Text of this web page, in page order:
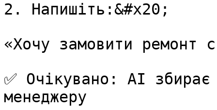
2. Напишіть:&#x20;
«Хочу замовити ремонт
✅ Очікувано: AI
менеджеру